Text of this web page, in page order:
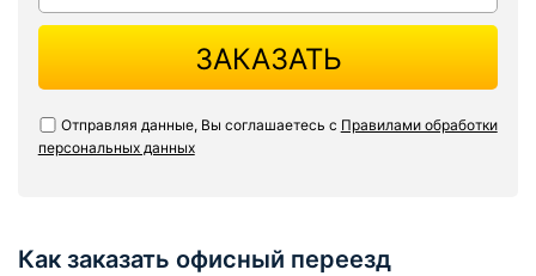
ЗАКАЗАТЬ
Отправляя данные, Вы соглашаетесь с Правилами обработки
персональных данных
Как заказать офисный переезд